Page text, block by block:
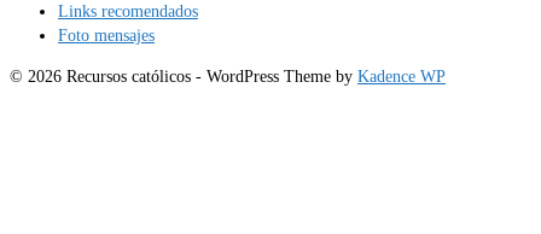
Links recomendados
Foto mensajes
© 2026 Recursos católicos - WordPress Theme by Kadence WP